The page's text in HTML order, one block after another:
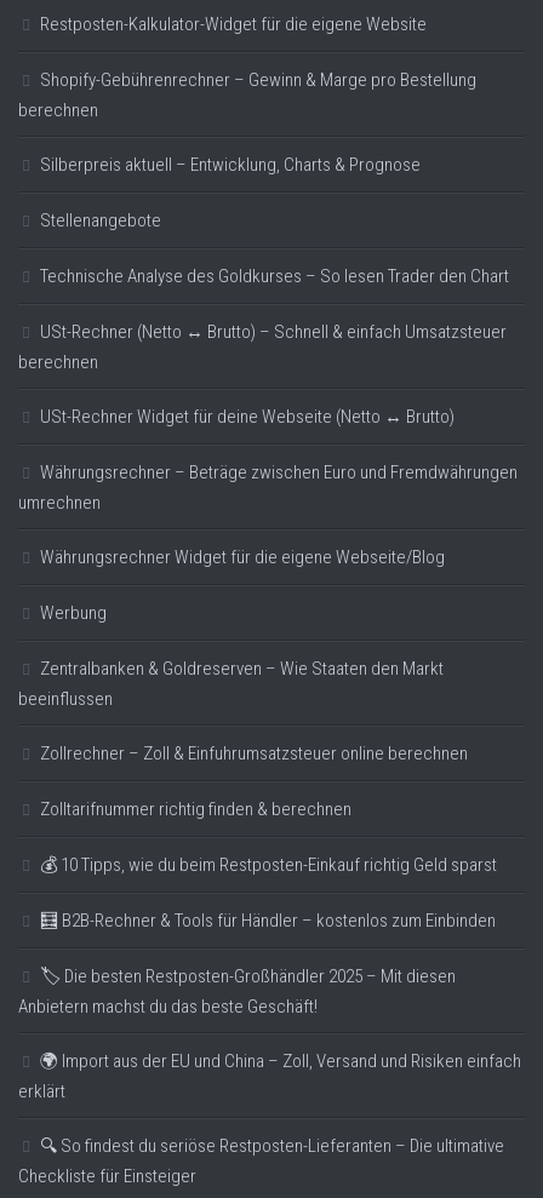
Restposten-Kalkulator-Widget für die eigene Website
Shopify-Gebührenrechner – Gewinn & Marge pro Bestellung
berechnen
Silberpreis aktuell – Entwicklung, Charts & Prognose
Stellenangebote
Technische Analyse des Goldkurses – So lesen Trader den Chart
USt-Rechner (Netto ↔ Brutto) – Schnell & einfach Umsatzsteuer
berechnen
USt-Rechner Widget für deine Webseite (Netto ↔ Brutto)
Währungsrechner – Beträge zwischen Euro und Fremdwährungen
umrechnen
Währungsrechner Widget für die eigene Webseite/Blog
Werbung
Zentralbanken & Goldreserven – Wie Staaten den Markt
beeinflussen
Zollrechner – Zoll & Einfuhrumsatzsteuer online berechnen
Zolltarifnummer richtig finden & berechnen
💰 10 Tipps, wie du beim Restposten-Einkauf richtig Geld sparst
🧮 B2B-Rechner & Tools für Händler – kostenlos zum Einbinden
🏷️ Die besten Restposten-Großhändler 2025 – Mit diesen
Anbietern machst du das beste Geschäft!
🌍 Import aus der EU und China – Zoll, Versand und Risiken einfach
erklärt
🔍 So findest du seriöse Restposten-Lieferanten – Die ultimative
Checkliste für Einsteiger